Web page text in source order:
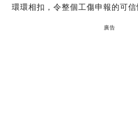
環環相扣，令整個工傷申報的可信
廣告